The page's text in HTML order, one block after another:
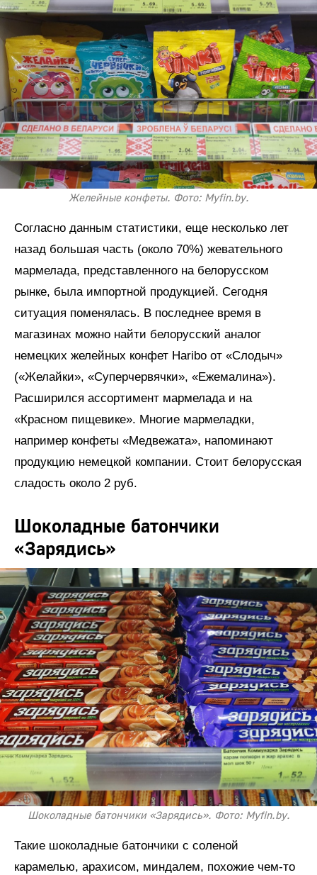
Желейные конфеты. Фото: Myfin.by.
Согласно данным статистики, еще несколько лет
назад большая часть (около 70%) жевательного
мармелада, представленного на белорусском
рынке, была импортной продукцией. Сегодня
ситуация поменялась. В последнее время в
магазинах можно найти белорусский аналог
немецких желейных конфет Haribo от «Слодыч»
(«Желайки», «Суперчервячки», «Ежемалина»).
Расширился ассортимент мармелада и на
«Красном пищевике». Многие мармеладки,
например конфеты «Медвежата», напоминают
продукцию немецкой компании. Стоит белорусская
сладость около 2 руб.
Шоколадные батончики
«Зарядись»
Шоколадные батончики «Зарядись». Фото: Myfin.by.
Такие шоколадные батончики с соленой
карамелью, арахисом, миндалем, похожие чем-то